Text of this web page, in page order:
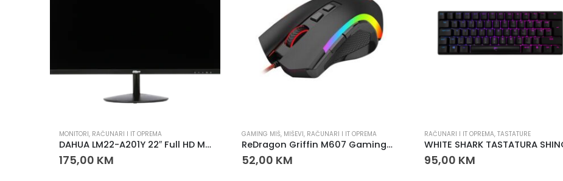
MONITORI, RAČUNARI I IT OPREMA
DAHUA LM22-A201Y 22″ Full HD Monitor
175,00 KM
GAMING MIŠ, MIŠEVI, RAČUNARI I IT OPREMA
ReDragon Griffin M607 Gaming Miš
52,00 KM
RAČUNARI I IT OPREMA, TASTATURE
95,00 KM